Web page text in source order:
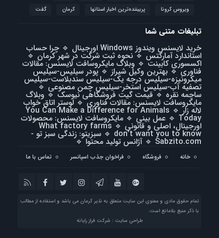
ویروس کرونا
پربیننده‌ترین اخبار استانها کرمان گفت
تبلیغات متنی شما
خرید لایسنس ویندوز Windows اورجینال
🔹 چرا حساب
استاندارد آمارکتس 🔹نحوه ثبت شرکت در شهر کرمان 🔹
اکسسوری کابینت 🔹 وبلاگ مایکروسافت لایسنس: مقالات
فناوری🔹 بهترین وکیل شیراز 🔹پودر سیلیس-سیلیس
میکرونیزه-سیلیس درجه یک-سیلیس سندبلاست-سیلیس
تصفیه آب-سیلیس استخر-سیلیس چمن مصنوعی 🔹
ساچمه نقره 🔹قیمت گیت فروشگاهی نیوسک 🔹 وبلاگ
مایکروسافت لایسنس: مقالات فناوری🔹لوستر اتاق خواب
لاله زار 🔹
You Can Make a Difference for Animals
Today
🔹 عمل بینی 🔹 مایکروسافت لایسنس: محصولات
اورجینال، اصلی و قانونی 🔹
What factory farms
don’t want you to know
🔹 سبزیتو: زندگی سبز تو -
Sabzito.com
🔹 آژانس تولید محتوا🔹
خانه فروشگاه فراخوان جذب اسپانسر تماس با ما
تمام حقوق مادی و معنوی این سایت متعلق به نذیر کرمان می باشد و استفاده از مطالب
با ذکر منبع بلامانع است.
طراحی سایت : شرکت فراز رایانه